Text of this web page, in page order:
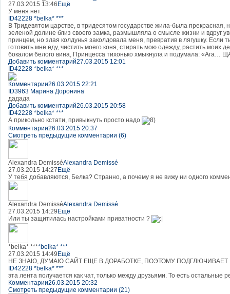
27.03.2015 13:46 Ещё
У меня нет.
ID42228 *belka* ***
В Тридевятом царстве, в тридесятом государстве жила-была
зеленой долине близ своего замка, размышляла о смысле жизни и вдруг
принцем, но злая колдунья заколдовала меня, превратив в лягушку.
готовить мне еду, чистить моего коня, стирать мою одежду, растить
бокалом белого вина, Принцесса тихонько хмыкнула и подумала: «Ага…
Добавить комментарий27.03.2015 12:01
ID42228 *belka* ***
Комментарии26.03.2015 22:21
ID3963 Марина Доронина
дадада
Добавить комментарий26.03.2015 20:58
ID42228 *belka* ***
А прикольно кстати, привыкнуть просто надо
Комментарии26.03.2015 20:37
Смотреть предыдущие комментарии (6)
Alexandra DemisséAlexandra Demissé
27.03.2015 14:27 Ещё
У тебя добавляются, Белка? Странно, а почему я не вижу ни одного
Alexandra DemisséAlexandra Demissé
27.03.2015 14:29 Ещё
Или ты защитилась настройками приватности ?
*belka* ****belka* ***
27.03.2015 14:49 Ещё
НЕ ЗНАЮ, ДУМАЮ САЙТ ЕЩЕ В ДОРАБОТКЕ, ПОЭТОМУ ПОДГЛЮЧИВАЕТ
ID42228 *belka* ***
эта лента получается как чат, только между друзьями. То есть остальные
Комментарии26.03.2015 20:32
Смотреть предыдущие комментарии (21)